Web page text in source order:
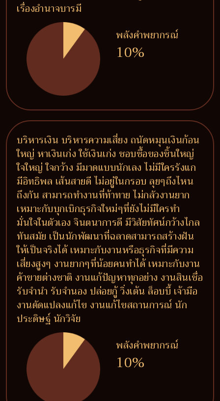
เรื่องอำนาจบารมี
พลังคำพยากรณ์
10%
บริหารเงิน บริหารความเสี่ยง ถนัดหมุนเงินก้อน
ใหญ่ หาเงินเก่ง ใช้เงินเก่ง ชอบซื้อของชิ้นใหญ่
ใจใหญ่ ใจกว้าง มีมาดแบบนักเลง ไม่มีใครรังแก
มีอิทธิพล เส้นสายดี ไม่อยู่ในกรอบ ลุยๆถึงไหน
ถึงกัน สามารถทำงานที่ท้าทาย ไม่กลัวงานยาก
เหมาะกับบุกเบิกธุรกิจใหม่ๆที่ยังไม่มีใครทำ
มั่นใจในตัวเอง จินตนาการดี มีวิสัยทัศน์กว้างไกล
ทันสมัย เป็นนักพัฒนาที่ฉลาดสามารถสร้างฝัน
ให้เป็นจริงได้ เหมาะกับงานหรือธุรกิจที่มีความ
เสี่ยงสูงๆ งานยากๆที่น้อยคนทำได้ เหมาะกับงาน
ค้าขายต่างชาติ งานแก้ปัญหาทุกอย่าง งานสินเชื่อ
รับจำนำ รับจำนอง ปล่อยกู้ วิ่งเต้น ล็อบบี้ เจ้ามือ
งานดัดแปลงแก้ไข งานแก้ไขสถานการณ์ นัก
ประดิษฐ์ นักวิจัย
พลังคำพยากรณ์
10%